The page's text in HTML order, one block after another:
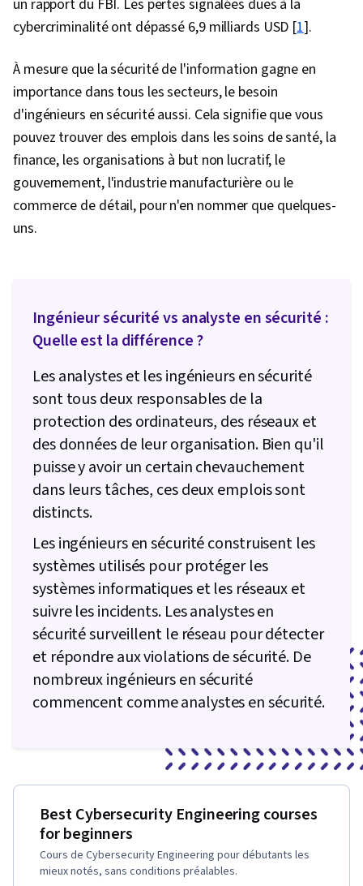
un rapport du FBI. Les pertes signalées dues à la
cybercriminalité ont dépassé 6,9 milliards USD [1].
À mesure que la sécurité de l'information gagne en
importance dans tous les secteurs, le besoin
d'ingénieurs en sécurité aussi. Cela signifie que vous
pouvez trouver des emplois dans les soins de santé, la
finance, les organisations à but non lucratif, le
gouvernement, l'industrie manufacturière ou le
commerce de détail, pour n'en nommer que quelques-
uns.
Ingénieur sécurité vs analyste en sécurité :
Quelle est la différence ?
Les analystes et les ingénieurs en sécurité
sont tous deux responsables de la
protection des ordinateurs, des réseaux et
des données de leur organisation. Bien qu'il
puisse y avoir un certain chevauchement
dans leurs tâches, ces deux emplois sont
distincts.
Les ingénieurs en sécurité construisent les
systèmes utilisés pour protéger les
systèmes informatiques et les réseaux et
suivre les incidents. Les analystes en
sécurité surveillent le réseau pour détecter
et répondre aux violations de sécurité. De
nombreux ingénieurs en sécurité
commencent comme analystes en sécurité.
Best Cybersecurity Engineering courses
for beginners
Cours de Cybersecurity Engineering pour débutants les
mieux notés, sans conditions préalables.